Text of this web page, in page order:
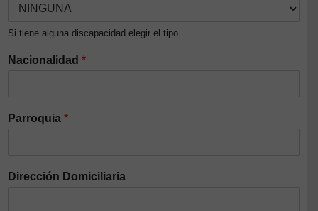
Si tiene alguna discapacidad elegir el tipo
Nacionalidad *
Parroquia *
Dirección Domiciliaria